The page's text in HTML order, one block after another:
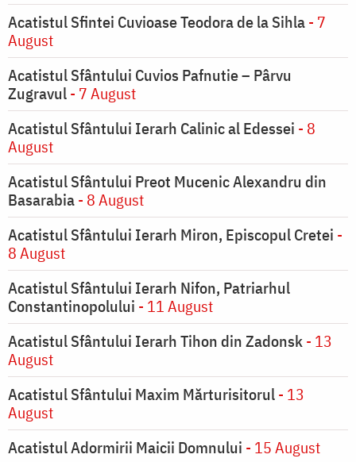
Acatistul Sfintei Cuvioase Teodora de la Sihla- 7
August
Acatistul Sfântului Cuvios Pafnutie – Pârvu
Zugravul- 7 August
Acatistul Sfântului Ierarh Calinic al Edessei - 8
August
Acatistul Sfântului Preot Mucenic Alexandru din
Basarabia- 8 August
Acatistul Sfântului Ierarh Miron, Episcopul Cretei -
8 August
Acatistul Sfântului Ierarh Nifon, Patriarhul
Constantinopolului - 11 August
Acatistul Sfântului Ierarh Tihon din Zadonsk- 13
August
Acatistul Sfântului Maxim Mărturisitorul- 13
August
Acatistul Adormirii Maicii Domnului - 15 August